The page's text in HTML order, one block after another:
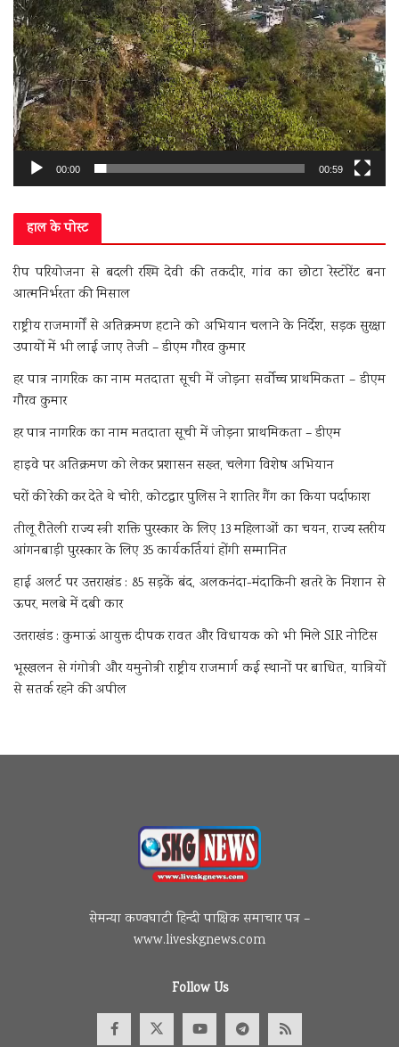
00:00 00:59
हाल के पोस्ट
रीप परियोजना से बदली रश्मि देवी की तकदीर, गांव का छोटा रेस्टोरेंट बना
आत्मनिर्भरता की मिसाल
राष्ट्रीय राजमार्गों से अतिक्रमण हटाने को अभियान चलाने के निर्देश, सड़क सुरक्षा
उपायों में भी लाई जाए तेजी – डीएम गौरव कुमार
हर पात्र नागरिक का नाम मतदाता सूची में जोड़ना सर्वोच्च प्राथमिकता – डीएम
गौरव कुमार
हर पात्र नागरिक का नाम मतदाता सूची में जोड़ना प्राथमिकता – डीएम
हाइवे पर अतिक्रमण को लेकर प्रशासन सख्त, चलेगा विशेष अभियान
घरों की रेकी कर देते थे चोरी, कोटद्वार पुलिस ने शातिर गैंग का किया पर्दाफाश
तीलू रौतेली राज्य स्त्री शक्ति पुरस्कार के लिए 13 महिलाओं का चयन, राज्य स्तरीय
आंगनबाड़ी पुरस्कार के लिए 35 कार्यकर्तियां होंगी सम्मानित
हाई अलर्ट पर उत्तराखंड : 85 सड़कें बंद, अलकनंदा-मंदाकिनी खतरे के निशान से
ऊपर, मलबे में दबी कार
उत्तराखंड : कुमाऊं आयुक्त दीपक रावत और विधायक को भी मिले SIR नोटिस
भूस्खलन से गंगोत्री और यमुनोत्री राष्ट्रीय राजमार्ग कई स्थानों पर बाधित, यात्रियों
से सतर्क रहने की अपील
सेमन्या कण्वघाटी हिन्दी पाक्षिक समाचार पत्र –
www.liveskgnews.com
Follow Us